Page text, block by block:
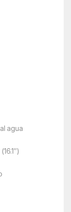
agua